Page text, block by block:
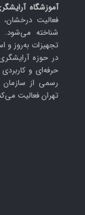
آموزشگاه
فعالیت
شناخته می‌شود.
تجهیزات به‌روز و
در حوزه
حرفه‌ای و
رسمی از
تهران فعالیت